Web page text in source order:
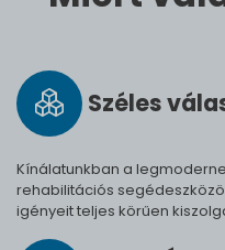
Széles
Kínálatunkban a
rehabilitációs
igényeit teljes körűen